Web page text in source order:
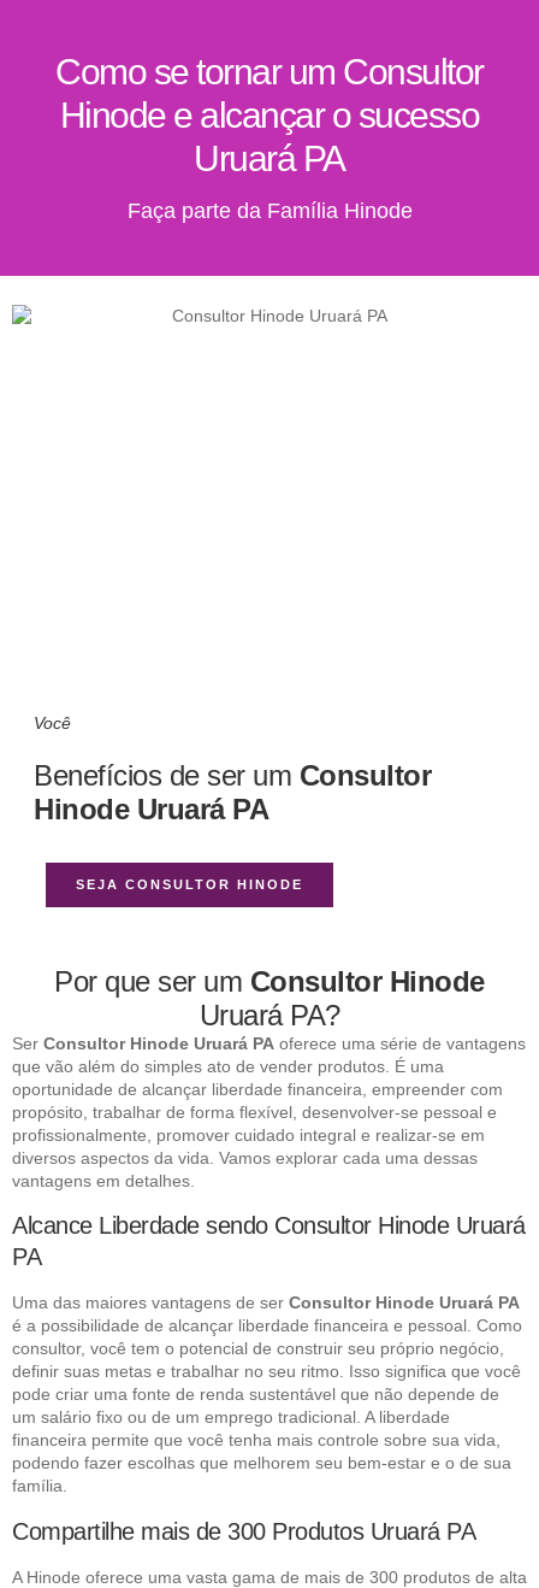
Como se tornar um Consultor
Hinode e alcançar o sucesso
Uruará PA
Faça parte da Família Hinode
Você
Benefícios de ser um Consultor
Hinode Uruará PA
SEJA CONSULTOR HINODE
Por que ser um Consultor Hinode
Uruará PA?
Ser Consultor Hinode Uruará PA oferece uma série de vantagens
que vão além do simples ato de vender produtos. É uma
oportunidade de alcançar liberdade financeira, empreender com
propósito, trabalhar de forma flexível, desenvolver-se pessoal e
profissionalmente, promover cuidado integral e realizar-se em
diversos aspectos da vida. Vamos explorar cada uma dessas
vantagens em detalhes.
Alcance Liberdade sendo Consultor Hinode Uruará
PA
Uma das maiores vantagens de ser Consultor Hinode Uruará PA
é a possibilidade de alcançar liberdade financeira e pessoal. Como
consultor, você tem o potencial de construir seu próprio negócio,
definir suas metas e trabalhar no seu ritmo. Isso significa que você
pode criar uma fonte de renda sustentável que não depende de
um salário fixo ou de um emprego tradicional. A liberdade
financeira permite que você tenha mais controle sobre sua vida,
podendo fazer escolhas que melhorem seu bem-estar e o de sua
família.
Compartilhe mais de 300 Produtos Uruará PA
A Hinode oferece uma vasta gama de mais de 300 produtos de alta